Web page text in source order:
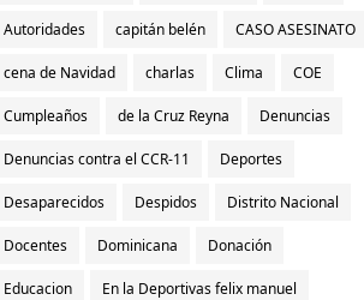
Autoridades capitán belén CASO ASESINATO
cena de Navidad charlas Clima COE
Cumpleaños de la Cruz Reyna Denuncias
Denuncias contra el CCR-11 Deportes
Desaparecidos Despidos Distrito Nacional
Docentes Dominicana Donación
Educacion En la Deportivas felix manuel